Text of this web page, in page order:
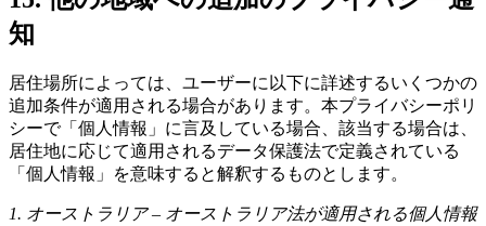
知
居住場所によっては、ユーザーに以下に詳述するいくつかの
追加条件が適用される場合があります。本プライバシーポリ
シーで「個人情報」に言及している場合、該当する場合は、
居住地に応じて適用されるデータ保護法で定義されている
「個人情報」を意味すると解釈するものとします。
1. オーストラリア – オーストラリア法が適用される個人情報